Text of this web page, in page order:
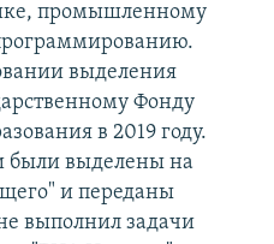
промышленному
выделения
Фонду
в 2019 году.
были выделены на
и переданы
выполнил задачи